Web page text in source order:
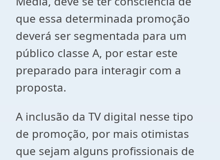
que essa determinada promoção
deverá ser segmentada para um
público classe A, por estar este
preparado para interagir com a
proposta.
A inclusão da TV digital nesse tipo
de promoção, por mais otimistas
que sejam alguns profissionais de